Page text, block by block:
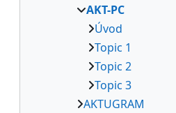
AKT-PC
Úvod
Topic 1
Topic 2
Topic 3
AKTUGRAM